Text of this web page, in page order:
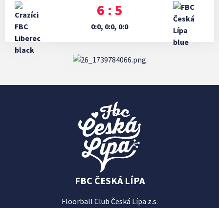
6 : 5
0:0, 0:0, 0:0
FBC ČESKÁ LÍPA
Floorball Club Česká Lípa z.s.